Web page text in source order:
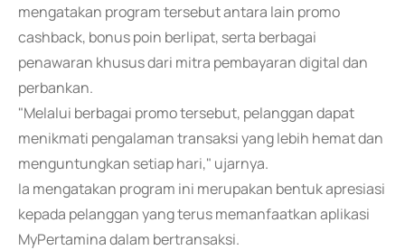
mengatakan program tersebut antara lain promo
cashback, bonus poin berlipat, serta berbagai
penawaran khusus dari mitra pembayaran digital dan
perbankan.
"Melalui berbagai promo tersebut, pelanggan dapat
menikmati pengalaman transaksi yang lebih hemat dan
menguntungkan setiap hari," ujarnya.
Ia mengatakan program ini merupakan bentuk apresiasi
kepada pelanggan yang terus memanfaatkan aplikasi
MyPertamina dalam bertransaksi.